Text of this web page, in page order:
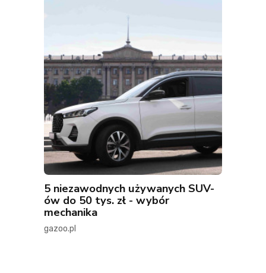
5 niezawodnych używanych SUV-
ów do 50 tys. zł - wybór
mechanika
gazoo.pl